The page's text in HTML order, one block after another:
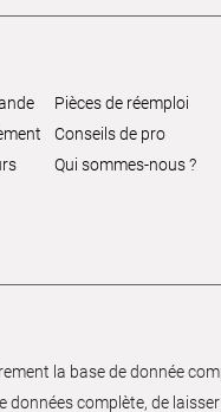
Pièces de réemploi
Conseils de pro
Qui sommes-nous ?
la base de donnée
données complète, de